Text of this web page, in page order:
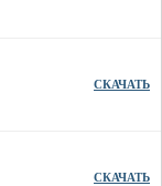
СКАЧАТЬ
СКАЧАТЬ